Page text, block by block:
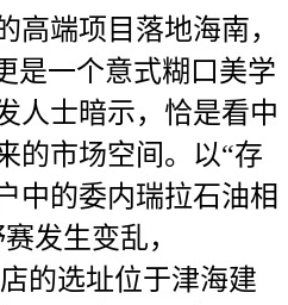
端项目落地海南，
是一个意式糊口美学
人士暗示，恰是看中
的市场空间。以“存
中的委内瑞拉石油相
发生变乱，
的选址位于津海建